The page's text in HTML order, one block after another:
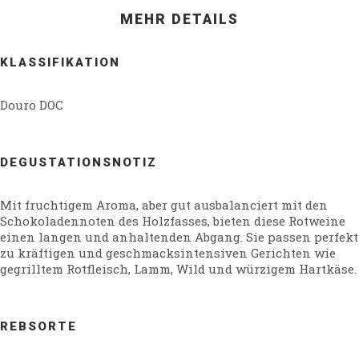
MEHR DETAILS
KLASSIFIKATION
Douro DOC
DEGUSTATIONSNOTIZ
Mit fruchtigem Aroma, aber gut ausbalanciert mit den
Schokoladennoten des Holzfasses, bieten diese Rotweine
einen langen und anhaltenden Abgang. Sie passen perfekt
zu kräftigen und geschmacksintensiven Gerichten wie
gegrilltem Rotfleisch, Lamm, Wild und würzigem Hartkäse.
REBSORTE